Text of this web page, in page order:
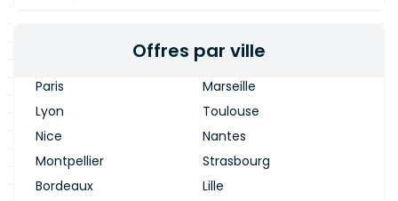
Offres par ville
Paris
Marseille
Lyon
Toulouse
Nice
Nantes
Montpellier
Strasbourg
Bordeaux
Lille